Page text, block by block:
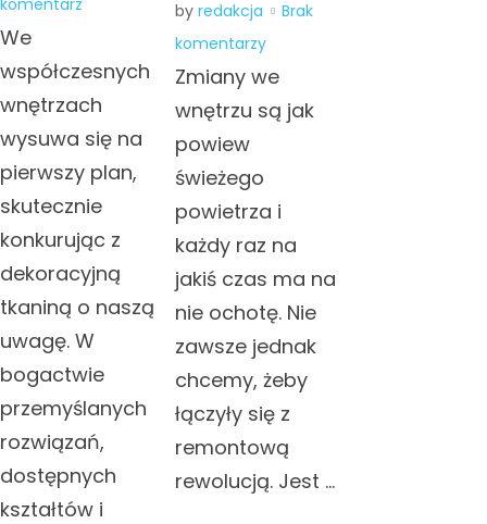
komentarz
We
współczesnych
wnętrzach
wysuwa się na
pierwszy plan,
skutecznie
konkurując z
dekoracyjną
tkaniną o naszą
uwagę. W
bogactwie
przemyślanych
rozwiązań,
dostępnych
kształtów i
by redakcja
Brak
komentarzy
Zmiany we
wnętrzu są jak
powiew
świeżego
powietrza i
każdy raz na
jakiś czas ma na
nie ochotę. Nie
zawsze jednak
chcemy, żeby
łączyły się z
remontową
rewolucją. Jest …